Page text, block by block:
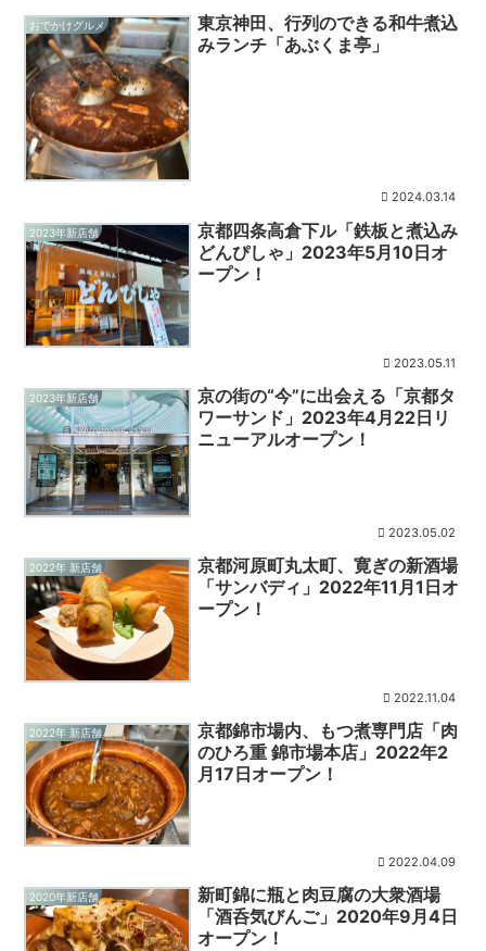
おでかけグルメ
東京神田、行列のできる和牛煮込
みランチ「あぶくま亭」
2024.03.14
2023年新店舗
京都四条高倉下ル「鉄板と煮込み
どんぴしゃ」2023年5月10日オ
ープン！
2023.05.11
2023年新店舗
京の街の“今”に出会える「京都タ
ワーサンド」2023年4月22日リ
ニューアルオープン！
2023.05.02
2022年 新店舗
京都河原町丸太町、寛ぎの新酒場
「サンバディ」2022年11月1日オ
ープン！
2022.11.04
2022年 新店舗
京都錦市場内、もつ煮専門店「肉
のひろ重 錦市場本店」2022年2
月17日オープン！
2022.04.09
2020年新店舗
新町錦に瓶と肉豆腐の大衆酒場
「酒呑気びんご」2020年9月4日
オープン！